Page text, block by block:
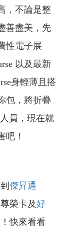
，不論是整
善盡美，先
性電子展
以及最新
身輕薄且搭
包，將折疊
員，現在就
吧！
傑昇通
榮卡及好
快來看看